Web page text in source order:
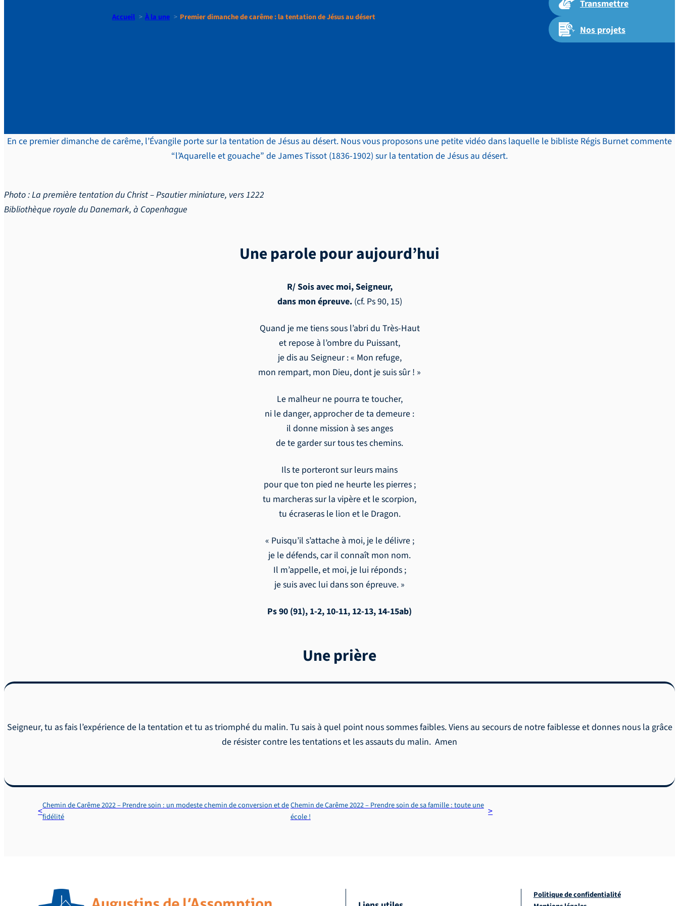
Transmettre
Nos projets
Accueil À la une Premier dimanche de carême : la tentation de Jésus au désert
Premier dimanche de carême : la tentation
En ce premier dimanche de carême, l’Évangile porte sur la tentation de Jésus au désert. Nous vous proposons une petite vidéo dans laquelle le bibliste Régis Burnet commente
“l’Aquarelle et gouache” de James Tissot (1836-1902) sur la tentation de Jésus au désert.
Photo :La première tentation du Christ – Psautier miniature, vers 1222
Bibliothèque royale du Danemark, à Copenhague
Une parole pour aujourd’hui
R/ Sois avec moi, Seigneur,
dans mon épreuve. (cf. Ps 90, 15)
Quand je me tiens sous l’abri du Très-Haut
et repose à l’ombre du Puissant,
je dis au Seigneur : « Mon refuge,
mon rempart, mon Dieu, dont je suis sûr ! »
Le malheur ne pourra te toucher,
ni le danger, approcher de ta demeure :
il donne mission à ses anges
de te garder sur tous tes chemins.
Ils te porteront sur leurs mains
pour que ton pied ne heurte les pierres ;
tu marcheras sur la vipère et le scorpion,
tu écraseras le lion et le Dragon.
« Puisqu’il s’attache à moi, je le délivre ;
je le défends, car il connaît mon nom.
Il m’appelle, et moi, je lui réponds ;
je suis avec lui dans son épreuve. »
Ps 90 (91), 1-2, 10-11, 12-13, 14-15ab)
Une prière
Seigneur, tu as fais l’expérience de la tentation et tu as triomphé du malin. Tu sais à quel point nous sommes faibles. Viens au secours de notre faiblesse et donnes nous la grâce
de résister contre les tentations et les assauts du malin. Amen
Chemin de Carême 2022 – Prendre soin de sa famille : toute une
école !
Chemin de Carême 2022 – Prendre soin : un modeste chemin de conversion et de
fidélité
Politique de confidentialité